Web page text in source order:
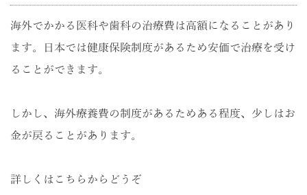
海外でかかる医科や歯科の治療費は高額になることがあり
ます。日本では健康保険制度があるため安価で治療を受け
ることができます。
しかし、海外療養費の制度があるためある程度、少しはお
金が戻ることがあります。
詳しくはこちらからどうぞ